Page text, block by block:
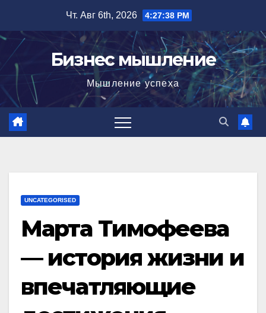
содержимому
Чт. Авг 6th, 2026 4:27:39 PM
Бизнес мышление
Мышление успеха
UNCATEGORISED
Марта Тимофеева
— история жизни и
впечатляющие